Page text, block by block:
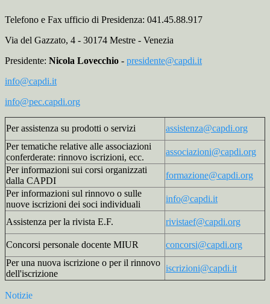
Telefono e Fax ufficio di Presidenza: 041.45.88.917
Via del Gazzato, 4 - 30174 Mestre - Venezia
Presidente: Nicola Lovecchio - presidente@capdi.it
info@capdi.it
info@pec.capdi.org
Per assistenza su prodotti o servizi
assistenza@capdi.org
Per tematiche relative alle associazioni
conferderate: rinnovo iscrizioni, ecc.
associazioni@capdi.org
Per informazioni sui corsi organizzati
dalla CAPDI
formazione@capdi.org
Per informazioni sul rinnovo o sulle
nuove iscrizioni dei soci individuali
info@capdi.it
Assistenza per la rivista E.F. rivistaef@capdi.org
Concorsi personale docente MIUR
concorsi@capdi.org
Per una nuova iscrizione o per il rinnovo
dell'iscrizione
iscrizioni@capdi.it
Notizie